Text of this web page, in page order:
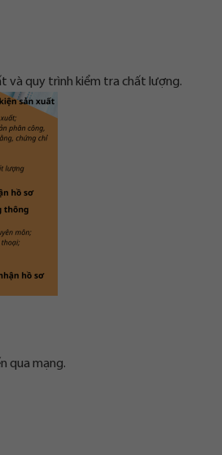
và quy trình kiểm tra chất lượng.
qua mạng.